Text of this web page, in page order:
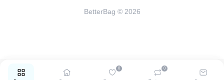
0 0
BetterBag © 2026